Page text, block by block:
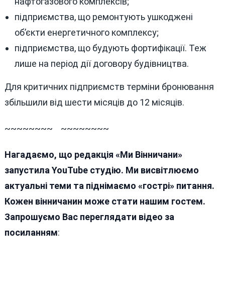
підприємства, що ремонтують ушкоджені
об’єкти енергетичного комплексу;
підприємства, що будують фортифікації. Теж
лише на період дії договору будівництва.
Для критичних підприємств терміни бронювання
збільшили від шести місяців до 12 місяців.
~~~~~~~~ ~~~~~~~~
Нагадаємо, що редакція «Ми Вінничани»
запустила YouTube студію. Ми висвітлюємо
актуальні теми та піднімаємо «гострі» питання.
Кожен вінничанин може стати нашим гостем.
Запрошуємо Вас переглядати відео за
посиланням: